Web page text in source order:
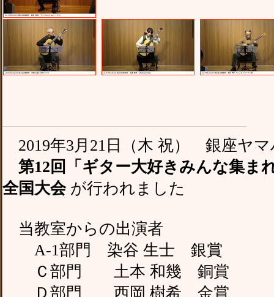
2019年3月21日（木 祝） 銀座ヤマ
第12回「ギター大好きみんな集ま
全国大会 が行われました
当教室からの出演者
A-1部門 染谷 生士 銀賞
Ｃ部門 土本 和幾 銅賞
Ｄ部門 西岡 樹希 金賞